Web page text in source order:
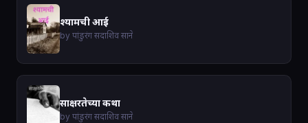
श्यामची आई
by पांडुरंग सदाशिव साने
साक्षरतेच्या कथा
by पांडुरंग सदाशिव साने